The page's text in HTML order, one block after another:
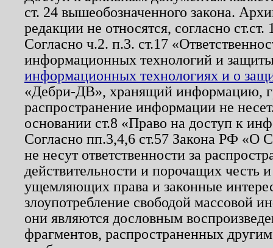
ст. 24 вышеобозначенного закона.
редакции не относятся, согласно
Согласно ч.2. п.3. ст.17
информационных технологий и
информационных технологиях и о
«Дебри-ДВ», хранящий информацию,
распространение информации не
основании ст.8 «Право на доступ к
Согласно пп.3,4,6 ст.57 Закона РФ «О
не несут ответственности за
действительности и порочащих честь
ущемляющих права и законные
злоупотребление свободой массовой
они являются дословным
фрагментов, распространенных